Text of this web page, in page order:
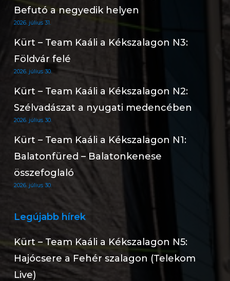
Befutó a negyedik helyen
2026. július 31.
Kürt – Team Kaáli a Kékszalagon N3:
Földvár felé
2026. július 30.
Kürt – Team Kaáli a Kékszalagon N2:
Szélvadászat a nyugati medencében
2026. július 30.
Kürt – Team Kaáli a Kékszalagon N1:
Balatonfüred – Balatonkenese
összefoglaló
2026. július 30.
Legújabb hírek
Kürt – Team Kaáli a Kékszalagon N5:
Hajócsere a Fehér szalagon (Telekom
Live)